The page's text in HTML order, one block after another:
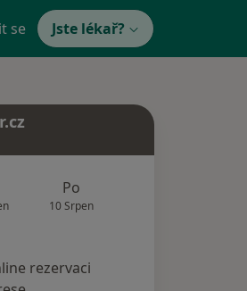
se Jste lékař?
Po
10 Srpen
rezervaci